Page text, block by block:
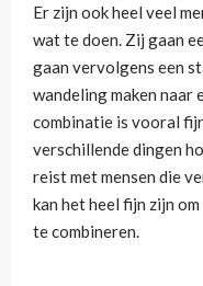
Er zijn ook heel veel
wat te doen. Zij gaan
gaan vervolgens een
wandeling maken naar
combinatie is vooral
verschillende dingen
reist met mensen die
kan het heel fijn zijn
te combineren.